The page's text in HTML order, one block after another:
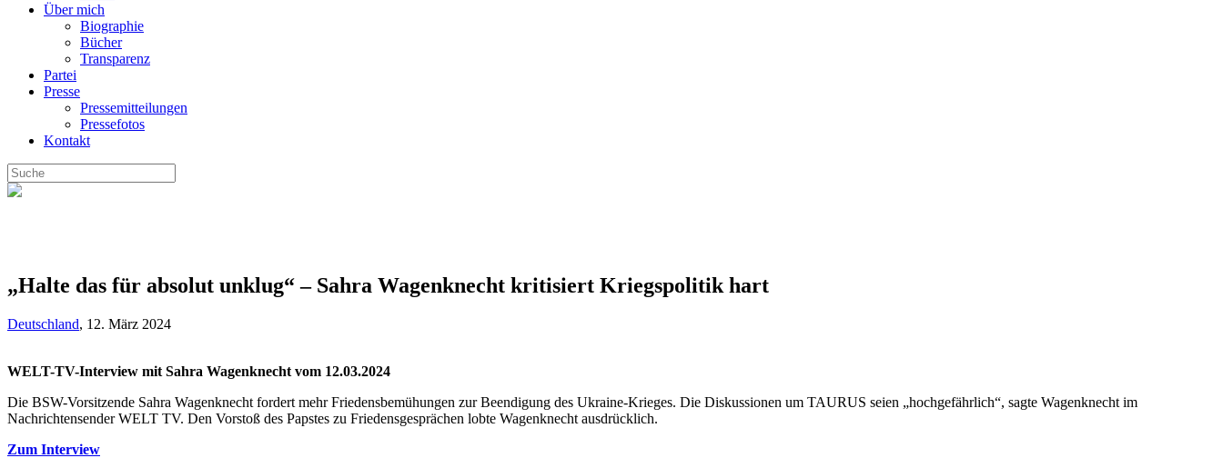
Über mich
Biographie
Bücher
Transparenz
Partei
Presse
Pressemitteilungen
Pressefotos
Kontakt
„Halte das für absolut unklug“ – Sahra Wagenknecht kritisiert Kriegspolitik hart
Deutschland, 12. März 2024
WELT-TV-Interview mit Sahra Wagenknecht vom 12.03.2024
Die BSW-Vorsitzende Sahra Wagenknecht fordert mehr Friedensbemühungen zur Beendigung des Ukraine-Krieges. Die Diskussionen um TAURUS seien „hochgefährlich“, sagte Wagenknecht im
Nachrichtensender WELT TV. Den Vorstoß des Papstes zu Friedensgesprächen lobte Wagenknecht ausdrücklich.
Zum Interview